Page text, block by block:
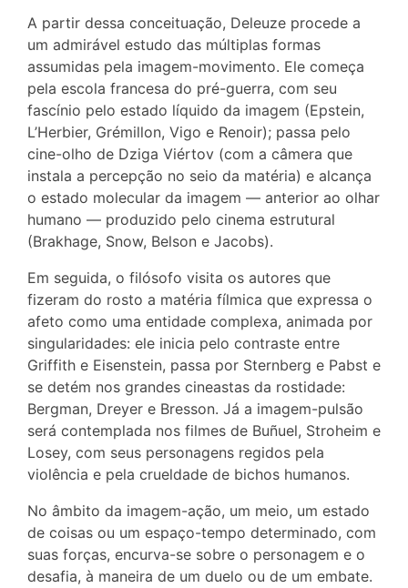
A partir dessa conceituação, Deleuze procede a
um admirável estudo das múltiplas formas
assumidas pela imagem-movimento. Ele começa
pela escola francesa do pré-guerra, com seu
fascínio pelo estado líquido da imagem (Epstein,
L’Herbier, Grémillon, Vigo e Renoir); passa pelo
cine-olho de Dziga Viértov (com a câmera que
instala a percepção no seio da matéria) e alcança
o estado molecular da imagem — anterior ao olhar
humano — produzido pelo cinema estrutural
(Brakhage, Snow, Belson e Jacobs).
Em seguida, o filósofo visita os autores que
fizeram do rosto a matéria fílmica que expressa o
afeto como uma entidade complexa, animada por
singularidades: ele inicia pelo contraste entre
Griffith e Eisenstein, passa por Sternberg e Pabst e
se detém nos grandes cineastas da rostidade:
Bergman, Dreyer e Bresson. Já a imagem-pulsão
será contemplada nos filmes de Buñuel, Stroheim e
Losey, com seus personagens regidos pela
violência e pela crueldade de bichos humanos.
No âmbito da imagem-ação, um meio, um estado
de coisas ou um espaço-tempo determinado, com
suas forças, encurva-se sobre o personagem e o
desafia, à maneira de um duelo ou de um embate.